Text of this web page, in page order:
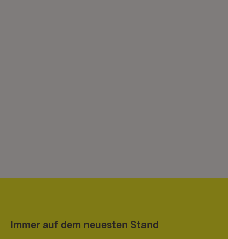
Immer auf dem neuesten Stand